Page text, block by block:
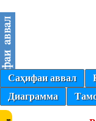
Саҳифаи аввал
Диаграмма